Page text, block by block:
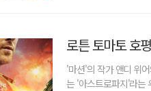
로튼 토마토 호
'마션'의 작가 앤디 위
는 '아스트로파지'라는